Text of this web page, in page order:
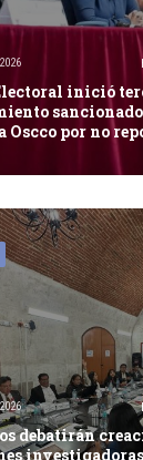
inició
Oscco por no
debatirán